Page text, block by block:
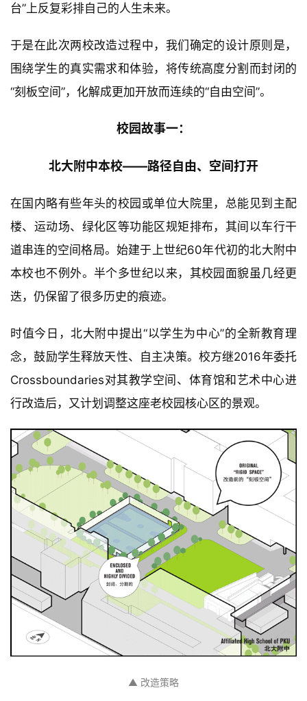
台”上反复彩排自己的人生未来。
于是在此次两校改造过程中，我们确定的设计原则是，
围绕学生的真实需求和体验，将传统高度分割而封闭的
“刻板空间”，化解成更加开放而连续的“自由空间”。
校园故事一：
北大附中本校——路径自由、空间打开
在国内略有些年头的校园或单位大院里，总能见到主配
楼、运动场、绿化区等功能区规矩排布，其间以车行干
道串连的空间格局。始建于上世纪60年代初的北大附中
本校也不例外。半个多世纪以来，其校园面貌虽几经更
迭，仍保留了很多历史的痕迹。
时值今日，北大附中提出“以学生为中心”的全新教育理
念，鼓励学生释放天性、自主决策。校方继2016年委托
Crossboundaries对其教学空间、体育馆和艺术中心进
行改造后，又计划调整这座老校园核心区的景观。
▲ 改造策略